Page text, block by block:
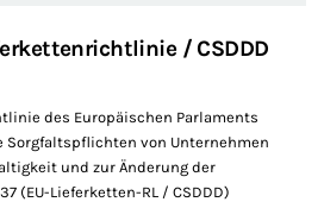
/ CSDDD
des Europäischen Parlaments
Sorgfaltspflichten von Unternehmen
und zur Änderung der
(EU-Lieferketten-RL / CSDDD)